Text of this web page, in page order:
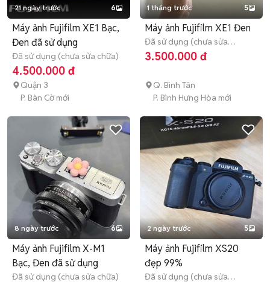
21 ngày trước 6
Máy ảnh Fujifilm XE1 Bạc,
Đen đã sử dụng
Đã sử dụng (chưa sửa chữa)
4.500.000 đ
Quận 3
P. Bàn Cờ mới
1 tháng trước 5
Máy ảnh Fujifilm XE1 Đen
Đã sử dụng (chưa sửa
chữa) Hết bảo hành
3.500.000 đ
Q. Bình Tân
P. Bình Hưng Hòa mới
8 ngày trước 6
Máy ảnh Fujifilm X-M1
Bạc, Đen đã sử dụng
Đã sử dụng (chưa sửa chữa)
2 ngày trước 5
Máy ảnh Fujifilm XS20
đẹp 99%
Đã sử dụng (chưa sửa